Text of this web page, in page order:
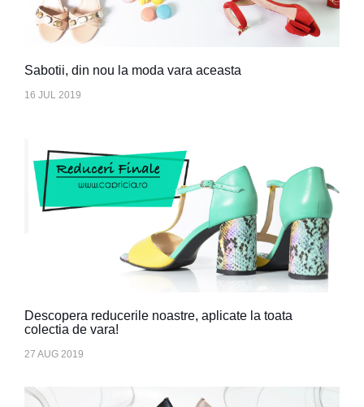
Sabotii, din nou la moda vara aceasta
16 JUL 2019
Descopera reducerile noastre, aplicate la toata
colectia de vara!
27 AUG 2019